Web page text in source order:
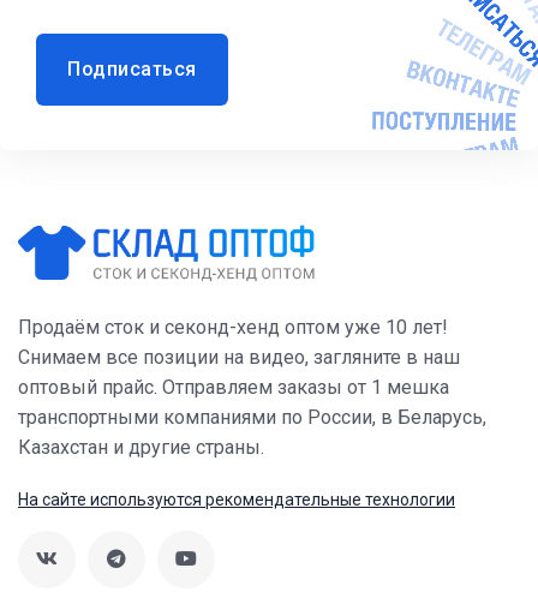
Подписаться
Продаём сток и секонд-хенд оптом уже 10 лет!
Снимаем все позиции на видео, загляните в наш
оптовый прайс. Отправляем заказы от 1 мешка
транспортными компаниями по России, в Беларусь,
Казахстан и другие страны.
На сайте используются рекомендательные технологии